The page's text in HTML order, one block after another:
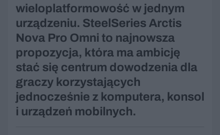
wieloplatformowość w jednym
urządzeniu. SteelSeries Arctis
Nova Pro Omni to najnowsza
propozycja, która ma ambicję
stać się centrum dowodzenia dla
graczy korzystających
jednocześnie z komputera, konsol
i urządzeń mobilnych.